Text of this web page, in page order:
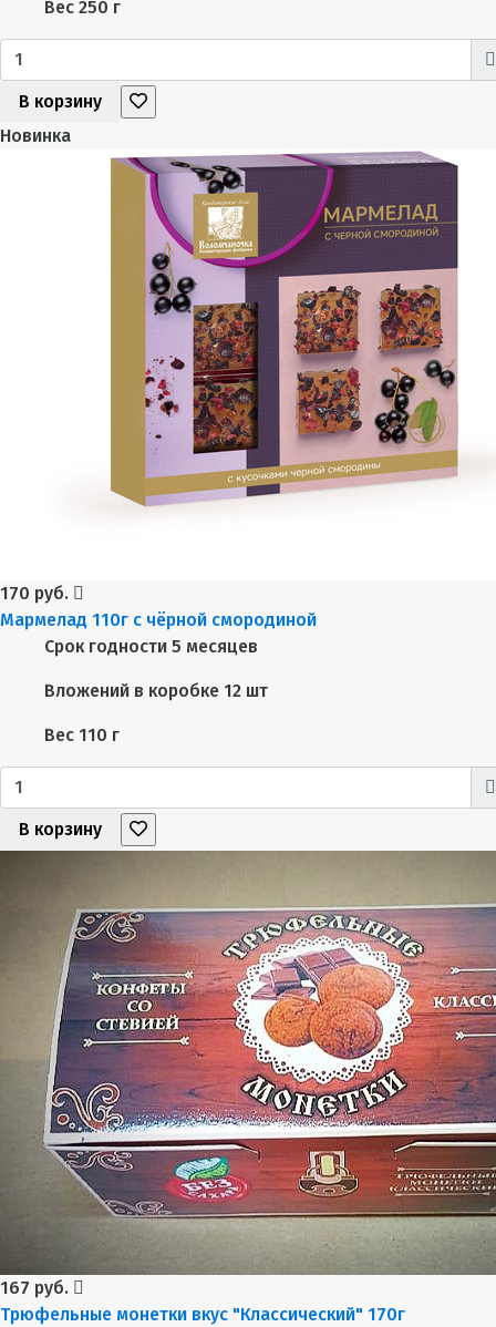
Вес 250 г
В корзину
Новинка
170 руб.
Мармелад 110г с чёрной смородиной
Срок годности 5 месяцев
Вложений в коробке 12 шт
Вес 110 г
В корзину
167 руб.
Трюфельные монетки вкус "Классический" 170г